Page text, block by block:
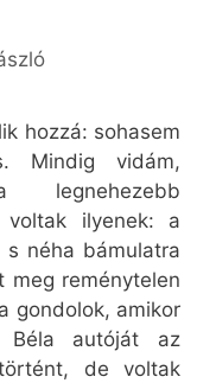
hozzá: sohasem
Mindig vidám,
voltak ilyenek: a
néha bámulatra
meg reménytelen
gondolok, amikor
Béla autóját az
de voltak